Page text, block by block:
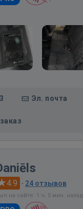
Эл. почта
4.9 · 24 отзывов
на сайте: 1 ч. 5 мин. назад